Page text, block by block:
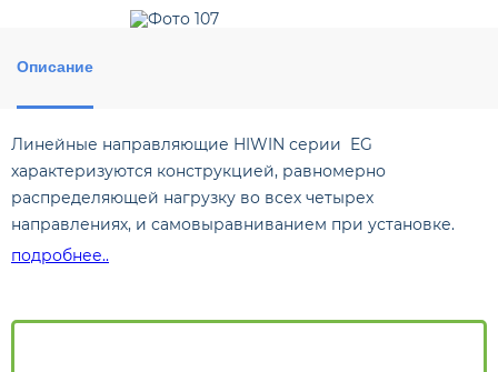
Описание
Линейные направляющие HIWIN серии EG
характеризуются конструкцией, равномерно
распределяющей нагрузку во всех четырех
направлениях, и самовыравниванием при установке.
Это позволяет исключить ошибки и повысить точность
направляющей (рельса) делает конструкцию серии EG
подробнее..